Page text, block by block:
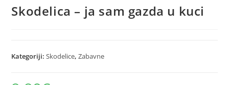
Skodelica – ja sam gazda u kuci
Kategoriji:Skodelice,Zabavne